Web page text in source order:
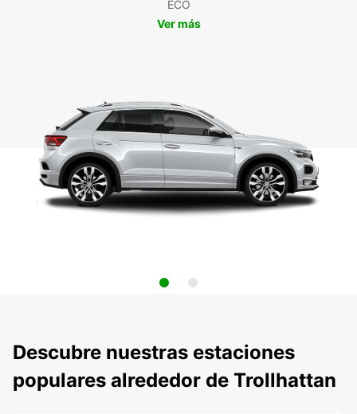
ECO
Ver más
Descubre nuestras estaciones
populares alrededor de Trollhattan